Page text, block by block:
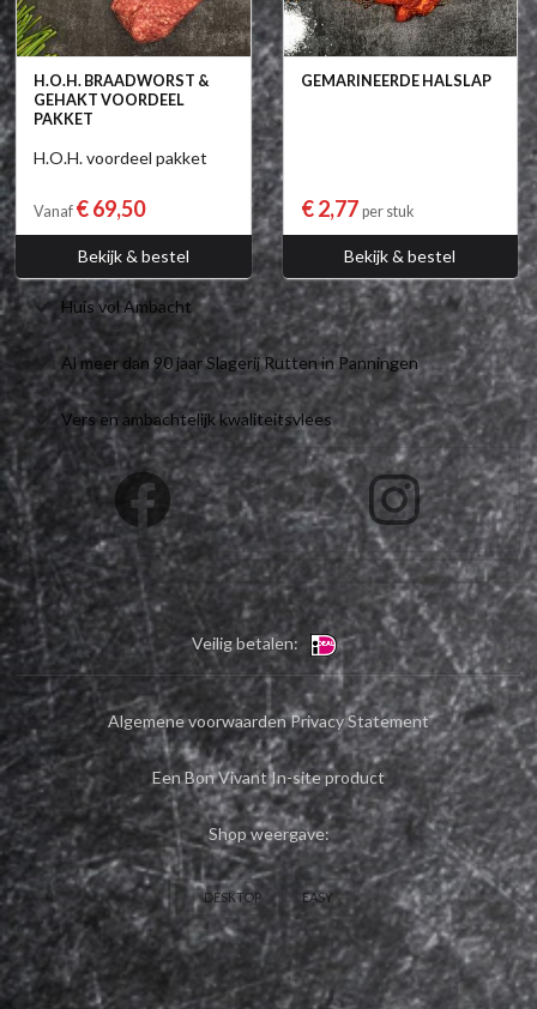
H.O.H. BRAADWORST &
GEHAKT VOORDEEL
PAKKET
H.O.H. voordeel pakket
Vanaf € 69,50
Bekijk & bestel
GEMARINEERDE HALSLAP
€ 2,77 per stuk
Bekijk & bestel
Huis vol Ambacht
Al meer dan 90 jaar Slagerij Rutten in Panningen
Vers en ambachtelijk kwaliteitsvlees
Veilig betalen:
Algemene voorwaardenPrivacy Statement
Een Bon Vivant In-site product
Shop weergave:
DESKTOP EASY